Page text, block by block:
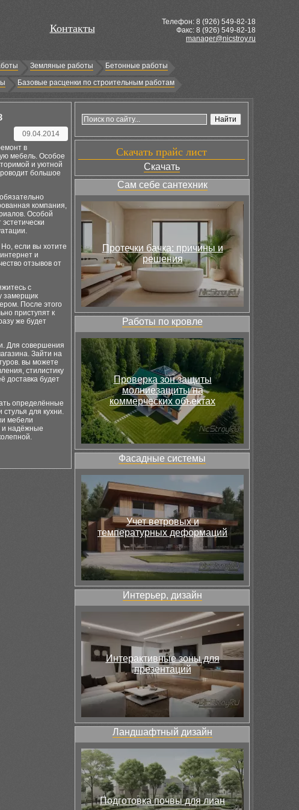
Контакты
Телефон: 8 (926) 549-82-18
Факс: 8 (926) 549-82-18
manager@nicstroy.ru
Земляные работы
Бетонные работы
Базовые расценки по строительным работам
09.04.2014
в
мебель. Особое
и уютной
большое
компания,
Особой
если вы хотите
и
отзывов от
с
замерщик
После этого
приступят к
же будет
Для совершения
Зайти на
вы можете
стилистику
доставка будет
определённые
для кухни.
мебели
и надёжные
Скачать прайс лист
Скачать
Сам себе сантехник
Протечки бачка: причины и
решения
Работы по кровле
Проверка зон защиты
молниезащиты на
коммерческих объектах
Фасадные системы
Учет ветровых и
температурных деформаций
Интерьер, дизайн
Интерактивные зоны для
презентаций
Ландшафтный дизайн
Подготовка почвы для лиан